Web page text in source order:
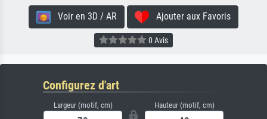
Voir en 3D / AR Ajouter aux Favoris
0 Avis
Configurez d'art
Largeur (motif, cm) Hauteur (motif, cm)